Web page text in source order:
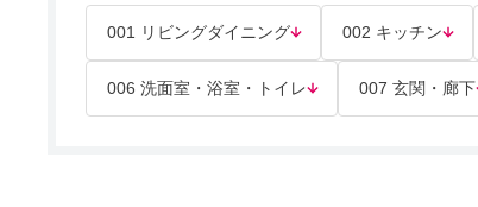
001 リビングダイニング 002 キッチン
006 洗面室・浴室・トイレ 007 玄関・廊下